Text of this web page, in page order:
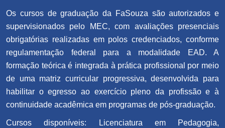
Os cursos de graduação da FaSouza são autorizados e
supervisionados pelo MEC, com avaliações presenciais
obrigatórias realizadas em polos credenciados, conforme
regulamentação federal para a modalidade EAD. A
formação teórica é integrada à prática profissional por meio
de uma matriz curricular progressiva, desenvolvida para
habilitar o egresso ao exercício pleno da profissão e à
continuidade acadêmica em programas de pós-graduação.
Cursos disponíveis: Licenciatura em Pedagogia,